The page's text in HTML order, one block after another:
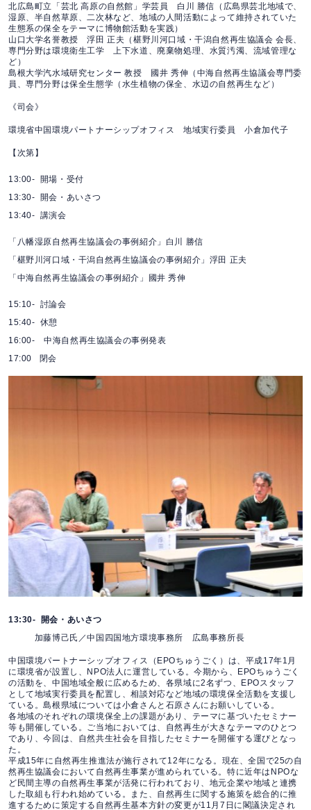
北広島町立「芸北 高原の自然館」学芸員 白川 勝信（広島県芸北地域で、
湿原、半自然草原、二次林など、地域の人間活動によって維持されていた
生態系の保全をテーマに博物館活動を実践）
山口大学名誉教授 浮田 正夫（椹野川河口域・干潟自然再生協議会 会長、
専門分野は環境衛生工学 上下水道、廃棄物処理、水質汚濁、流域管理な
ど）
島根大学汽水域研究センター 教授 國井 秀伸（中海自然再生協議会専門委
員、専門分野は保全生態学（水生植物の保全、水辺の自然再生など）
《司会》
環境省中国環境パートナーシップオフィス 地域実行委員 小倉加代子
【次第】
13:00- 開場・受付
13:30- 開会・あいさつ
13:40- 講演会
「八幡湿原自然再生協議会の事例紹介」白川 勝信
「椹野川河口域・干潟自然再生協議会の事例紹介」浮田 正夫
「中海自然再生協議会の事例紹介」國井 秀伸
15:10- 討論会
15:40- 休憩
16:00- 中海自然再生協議会の事例発表
17:00 閉会
13:30- 開会・あいさつ
加藤博己氏／中国四国地方環境事務所 広島事務所長
中国環境パートナーシップオフィス（EPOちゅうごく）は、平成17年1月
に環境省が設置し、NPO法人に運営している。今期から、EPOちゅうごく
の活動を、中国地域全般に広めるため、各県域に2名ずつ、EPOスタッフ
として地域実行委員を配置し、相談対応など地域の環境保全活動を支援し
ている。島根県域については小倉さんと石原さんにお願いしている。
各地域のそれぞれの環境保全上の課題があり、テーマに基づいたセミナー
等も開催している。ご当地においては、自然再生が大きなテーマのひとつ
であり、今回は、自然共生社会を目指したセミナーを開催する運びとなっ
た。
平成15年に自然再生推進法が施行されて12年になる。現在、全国で25の自
然再生協議会において自然再生事業が進められている。特に近年はNPOな
ど民間主導の自然再生事業が活発に行われており、地元企業や地域と連携
した取組も行われ始めている。また、自然再生に関する施策を総合的に推
進するために策定する自然再生基本方針の変更が11月7日に閣議決定され